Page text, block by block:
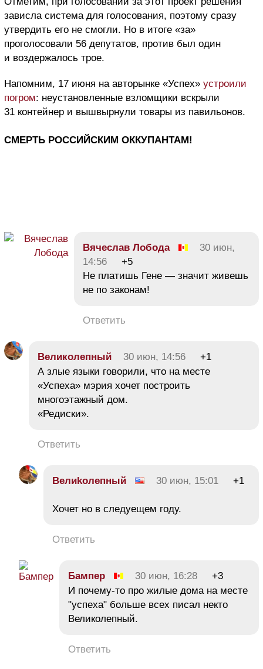
зависла система для голосования, поэтому сразу
утвердить его не смогли. Но в итоге «за»
проголосовали 56 депутатов, против был один
и воздержалось трое.
Напомним, 17 июня на авторынке «Успех» устроили
погром: неустановленные взломщики вскрыли
31 контейнер и вышвырнули товары из павильонов.
СМЕРТЬ РОССИЙСКИМ ОККУПАНТАМ!
Вячеслав Лобода
30 июн,
14:56
+5
Не платишь Гене — значит живешь
не по законам!
Ответить
Великолепный 30 июн, 14:56
+1
А злые языки говорили, что на месте
«Успеха» мэрия хочет построить
многоэтажный дом.
«Редиски».
Ответить
Вeлиkолeпный 30 июн, 15:01 +1
Хочет но в следуещем году.
Ответить
Бампер 30 июн, 16:28
+3
И почему-то про жилые дома на месте
"успеха" больше всех писал некто
Великолепный.
Ответить